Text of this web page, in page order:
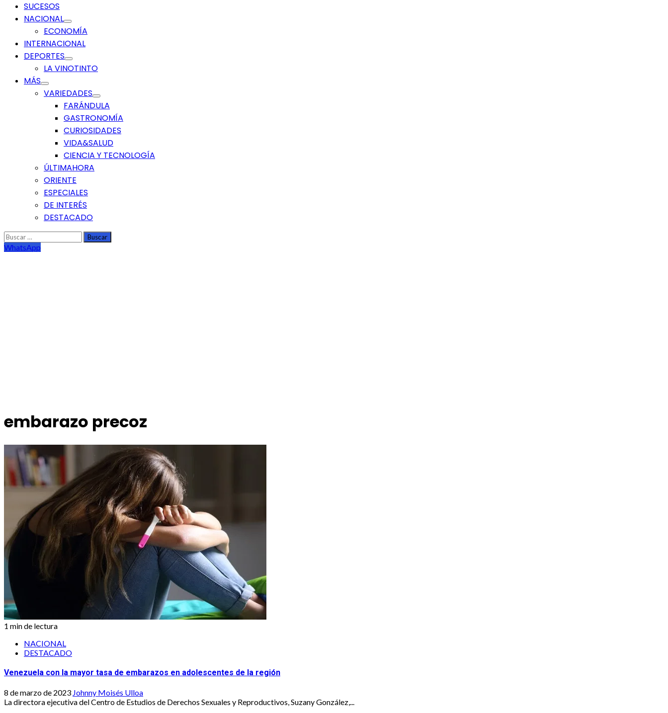
SUCESOS
NACIONAL
ECONOMÍA
INTERNACIONAL
DEPORTES
LA VINOTINTO
MÁS
VARIEDADES
FARÁNDULA
GASTRONOMÍA
CURIOSIDADES
VIDA&SALUD
CIENCIA Y TECNOLOGÍA
ÚLTIMAHORA
ORIENTE
ESPECIALES
DE INTERÉS
DESTACADO
Buscar:
WhatsApp
embarazo precoz
1 min de lectura
NACIONAL
DESTACADO
Venezuela con la mayor tasa de embarazos en adolescentes de la región
8 de marzo de 2023 Johnny Moisés Ulloa
La directora ejecutiva del Centro de Estudios de Derechos Sexuales y Reproductivos, Suzany González,...